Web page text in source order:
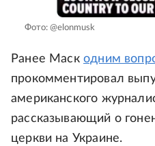
Фото: @elonmusk
Ранее Маск одним
прокомментировал
американского
рассказывающий о
церкви на Украине.